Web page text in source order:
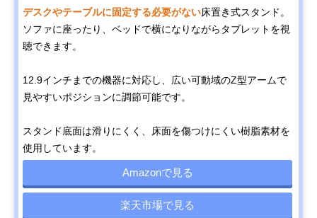
デスクやテーブルに固定する必要がない床置き式スタンド。
ソファに座ったり、ベッドで横になりながらタブレットを視
聴できます。
12.9インチまでの機器に対応し、広い可動域のZ型アームで
見やすいポジションに調節可能です。
スタンド底面は滑りにくく、床面を傷つけにくい樹脂素材を
使用しています。
Amazonで見る
楽天市場で見る